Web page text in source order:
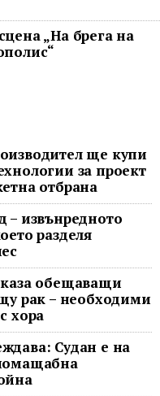
„На брега на
ще купи
за проект
отбрана
– извънредното
разделя
обещаващи
рак – необходими
хора
Судан е на